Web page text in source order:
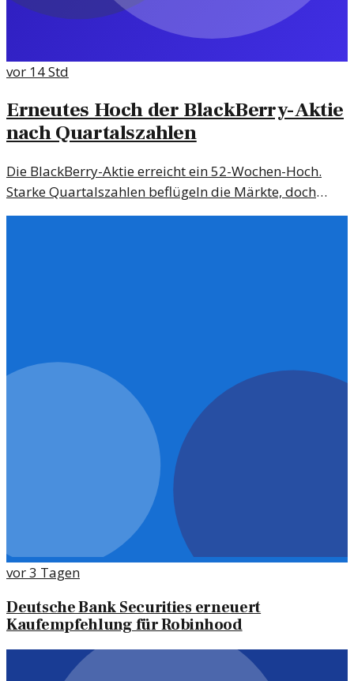
vor 14 Std
Erneutes Hoch der BlackBerry-Aktie
nach Quartalszahlen
Die BlackBerry-Aktie erreicht ein 52-Wochen-Hoch.
Starke Quartalszahlen beflügeln die Märkte, doch
bleibt die Wachstumsdynamik nachhaltig?
vor 3 Tagen
Deutsche Bank Securities erneuert
Kaufempfehlung für Robinhood